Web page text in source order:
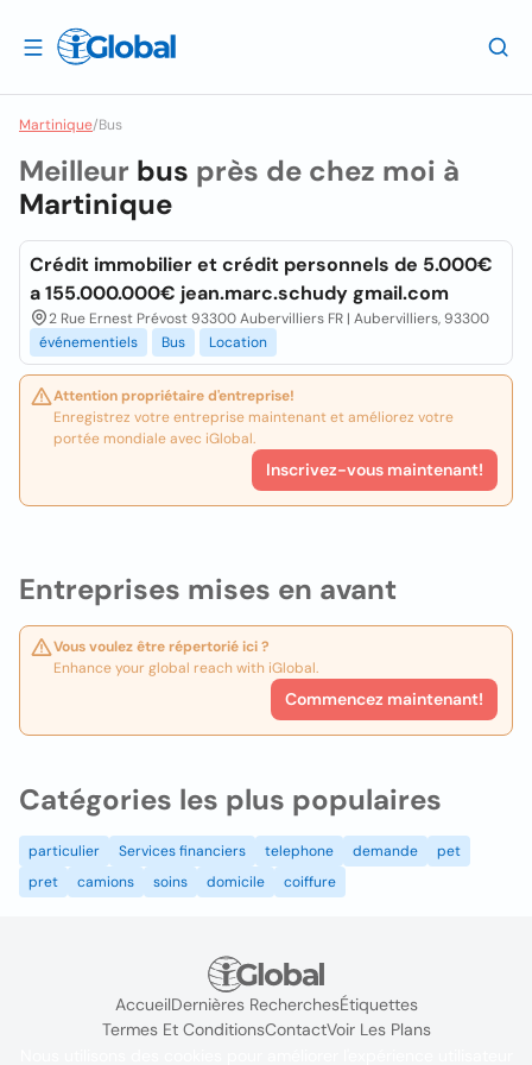
Martinique/Bus
Entreprises mises en avant
Vous voulez être répertorié ici ?
Enhance your global reach with iGlobal.
Commencez maintenant!
Meilleur bus près de chez moi à
Martinique
Crédit immobilier et crédit personnels de 5.000€
a 155.000.000€ jean.marc.schudy gmail.com
2 Rue Ernest Prévost 93300 Aubervilliers FR | Aubervilliers, 93300
événementiels
Bus Location
Attention propriétaire d'entreprise!
Enregistrez votre entreprise maintenant et améliorez votre
portée mondiale avec iGlobal.
Inscrivez-vous maintenant!
Catégories les plus populaires
particulier Services financiers telephone demande
pet
pret
camions soins domicile coiffure
AccueilDernières RecherchesÉtiquettes
Termes Et ConditionsContactVoir Les Plans